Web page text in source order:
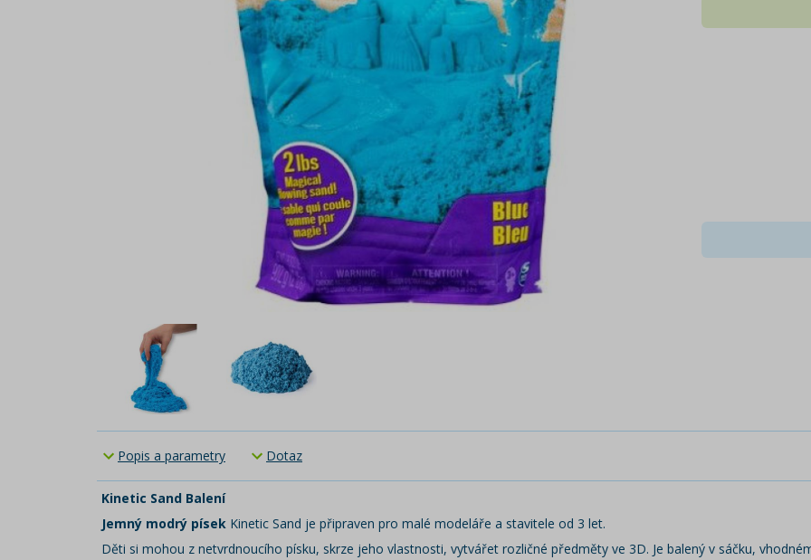
Popis a parametry Dotaz
Kinetic Sand Balení
Jemný modrý písek Kinetic Sand je připraven pro malé modeláře a stavitele od 3 let.
Děti si mohou z netvrdnoucího písku, skrze jeho vlastnosti, vytvářet rozličné předměty ve 3D. Je balený v sáčku,